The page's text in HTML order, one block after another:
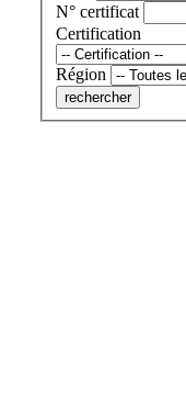
N° certificat
Certification
Région